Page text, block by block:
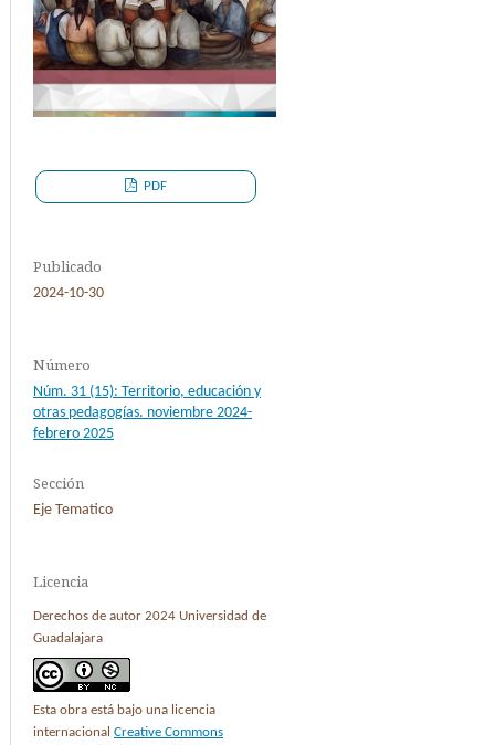
PDF
Publicado
2024-10-30
Número
Núm. 31 (15): Territorio, educación y
otras pedagogías. noviembre 2024-
febrero 2025
Sección
Eje Tematico
Licencia
Derechos de autor 2024 Universidad de
Guadalajara
Esta obra está bajo una licencia
internacional Creative Commons